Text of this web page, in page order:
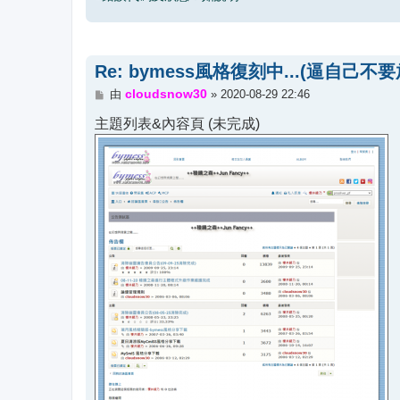
Re: bymess風格復刻中...(逼自己不要
文
由 cloudsnow30» 2020-08-29 22:46
主題列表&內容頁 (未完成)